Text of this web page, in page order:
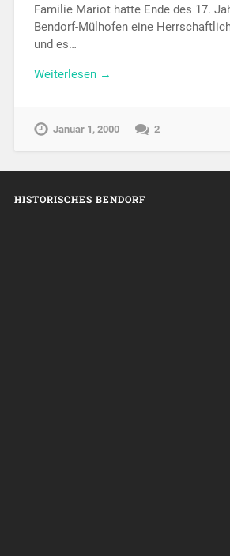
Familie Mariot hatte Ende des 17.
Bendorf-Mülhofen eine
und es…
Weiterlesen →
Januar 1, 2000 2
HISTORISCHES BENDORF